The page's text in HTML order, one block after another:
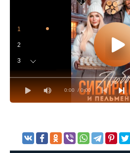
0:00 / 0:00
1
2
3
4